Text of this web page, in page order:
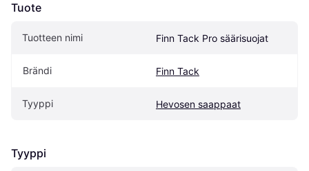
Tuote
Tuotteen nimi Finn Tack Pro säärisuojat
Brändi Finn Tack
Tyyppi Hevosen saappaat
Tyyppi